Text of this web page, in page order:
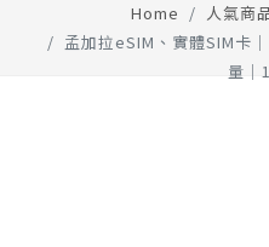
Home 人氣商
孟加拉eSIM、實體SIM
量